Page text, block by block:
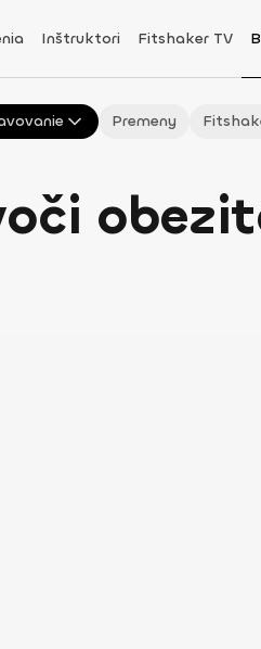
Inštruktori Fitshaker TV
Premeny